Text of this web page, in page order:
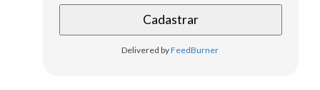
Delivered byFeedBurner